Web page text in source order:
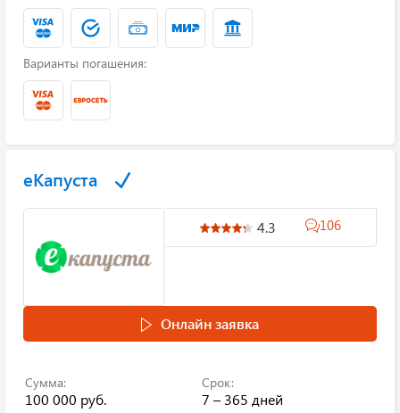
Варианты погашения:
еКапуста
4.3 106
Онлайн заявка
Сумма:
100 000 руб.
Срок:
7 – 365 дней